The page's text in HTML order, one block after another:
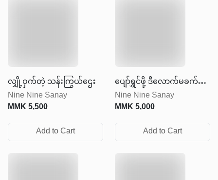
လျှို့ဝှက်တဲ့ သန်းကြွယ်ဌေး
Nine Nine Sanay
MMK5,500
Add to Cart
ပျော်ရွှင်ဖို့ ဒီလောက်မခက်ခဲ
ပါနဲ့
Nine Nine Sanay
MMK5,000
Add to Cart